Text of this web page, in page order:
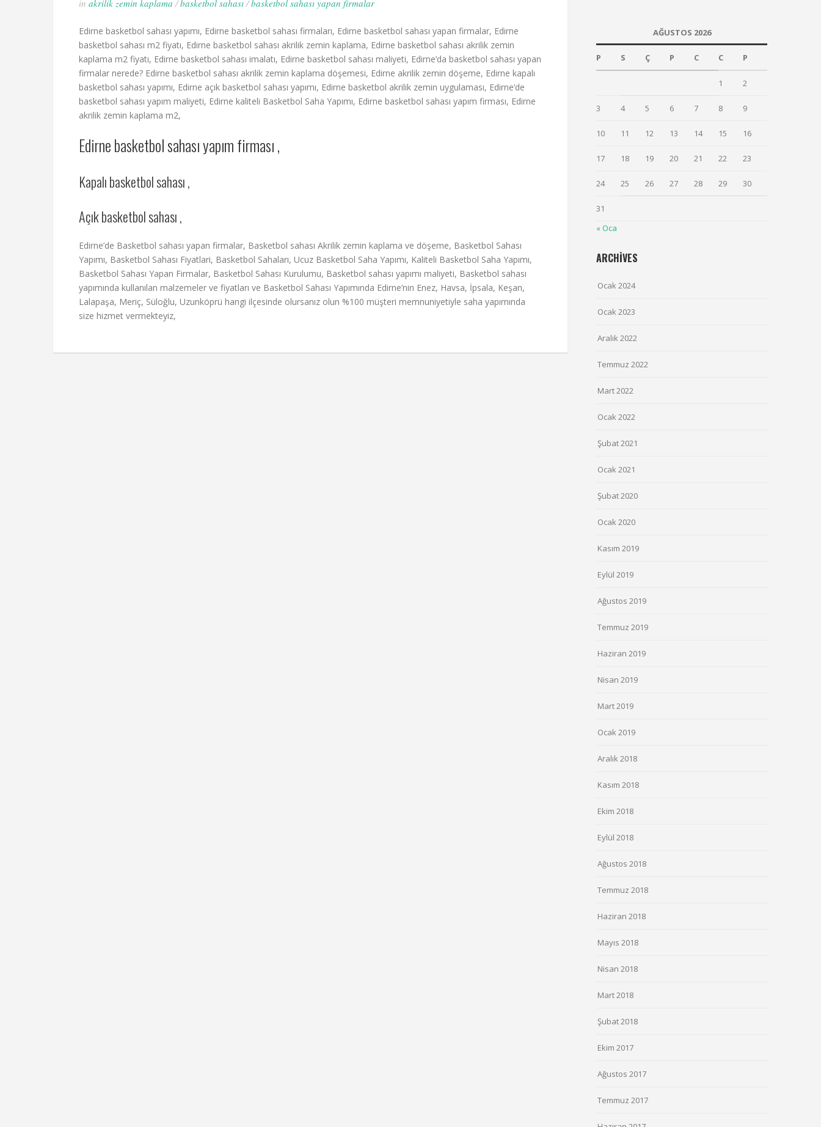
inakrilik zemin kaplama /basketbol sahası /basketbol sahası yapan firmalar
Edirne basketbol sahası yapımı, Edirne basketbol sahası firmaları, Edirne basketbol sahası yapan firmalar, Edirne
basketbol sahası m2 fiyatı, Edirne basketbol sahası akrilik zemin kaplama, Edirne basketbol sahası akrilik zemin
kaplama m2 fiyatı, Edirne basketbol sahası imalatı, Edirne basketbol sahası maliyeti, Edirne’da basketbol sahası yapan
firmalar nerede? Edirne basketbol sahası akrilik zemin kaplama döşemesi, Edirne akrilik zemin döşeme, Edirne kapalı
basketbol sahası yapımı, Edirne açık basketbol sahası yapımı, Edirne basketbol akrilik zemin uygulaması, Edirne’de
basketbol sahası yapım maliyeti, Edirne kaliteli Basketbol Saha Yapımı, Edirne basketbol sahası yapım firması, Edirne
akrilik zemin kaplama m2,
Edirne basketbol sahası yapım firması ,
Kapalı basketbol sahası ,
Açık basketbol sahası ,
Edirne’de Basketbol sahası yapan firmalar, Basketbol sahası Akrilik zemin kaplama ve döşeme, Basketbol Sahası
Yapımı, Basketbol Sahası Fiyatlari, Basketbol Sahaları, Ucuz Basketbol Saha Yapımı, Kaliteli Basketbol Saha Yapımı,
Basketbol Sahası Yapan Firmalar, Basketbol Sahası Kurulumu, Basketbol sahası yapımı maliyeti, Basketbol sahası
yapımında kullanılan malzemeler ve fiyatları ve Basketbol Sahası Yapımında Edirne’nin Enez, Havsa, İpsala, Keşan,
Lalapaşa, Meriç, Süloğlu, Uzunköprü hangi ilçesinde olursanız olun %100 müşteri memnuniyetiyle saha yapımında
size hizmet vermekteyiz,
AĞUSTOS 2026
P S Ç P C C P
1 2
3 4 5 6 7 8 9
10 11 12 13 14 15 16
17 18 19 20 21 22 23
24 25 26 27 28 29 30
31
« Oca
ARCHIVES
Ocak 2024
Ocak 2023
Aralık 2022
Temmuz 2022
Mart 2022
Ocak 2022
Şubat 2021
Ocak 2021
Şubat 2020
Ocak 2020
Kasım 2019
Eylül 2019
Ağustos 2019
Temmuz 2019
Haziran 2019
Nisan 2019
Mart 2019
Ocak 2019
Aralık 2018
Kasım 2018
Ekim 2018
Eylül 2018
Ağustos 2018
Temmuz 2018
Haziran 2018
Mayıs 2018
Nisan 2018
Mart 2018
Şubat 2018
Ekim 2017
Ağustos 2017
Temmuz 2017